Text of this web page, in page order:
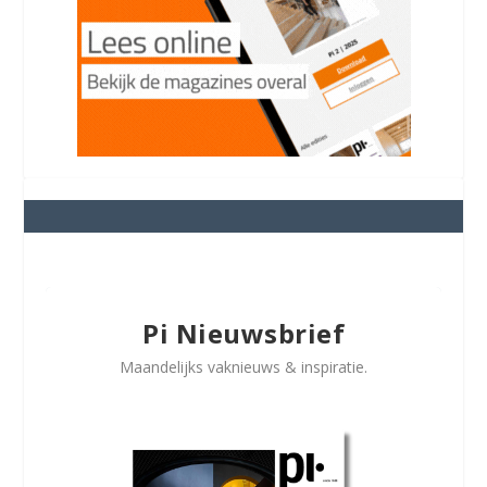
Pi Nieuwsbrief
Maandelijks vaknieuws & inspiratie.